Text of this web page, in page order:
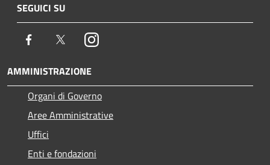
SEGUICI SU
Facebook TwitterInstagram
AMMINISTRAZIONE
Organi di Governo
Aree Amministrative
Uffici
Enti e fondazioni